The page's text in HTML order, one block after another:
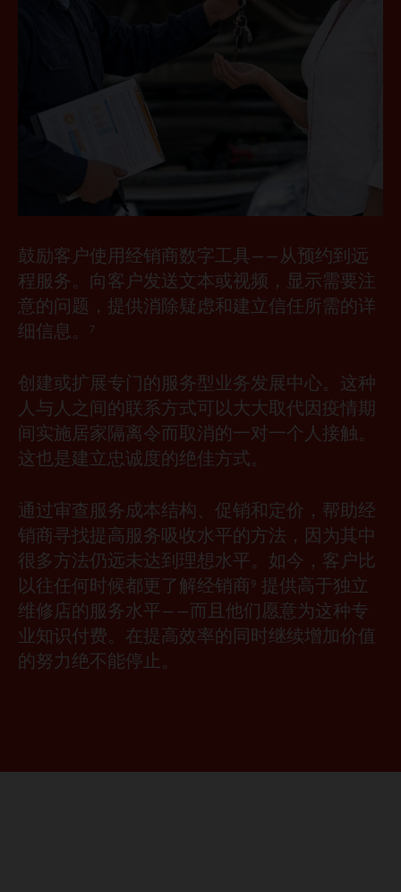
鼓励客户使用经销商数字工具——从预约到远
程服务。向客户发送文本或视频，显示需要注
意的问题，提供消除疑虑和建立信任所需的详
细信息。
7
创建或扩展专门的服务型业务发展中心。这种
人与人之间的联系方式可以大大取代因疫情期
间实施居家隔离令而取消的一对一个人接触。
这也是建立忠诚度的绝佳方式。
通过审查服务成本结构、促销和定价，帮助经
销商寻找提高服务吸收水平的方法，因为其中
很多方法仍远未达到理想水平。如今，客户比
以往任何时候都更了解经销商 9 提供高于独立
维修店的服务水平——而且他们愿意为这种专
业知识付费。在提高效率的同时继续增加价值
的努力绝不能停止。